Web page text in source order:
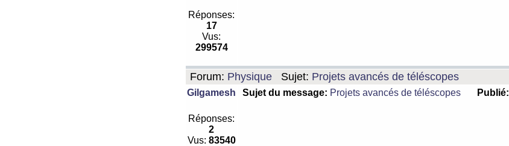
Réponses:
17
Vus:
299574
Forum: Physique Sujet: Projets avancés de téléscopes
Gilgamesh Sujet du message: Projets avancés de téléscopes Publié:
Réponses:
2
Vus: 83540